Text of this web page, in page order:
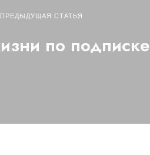
ПРЕДЫДУЩАЯ СТАТЬЯ
по подписке